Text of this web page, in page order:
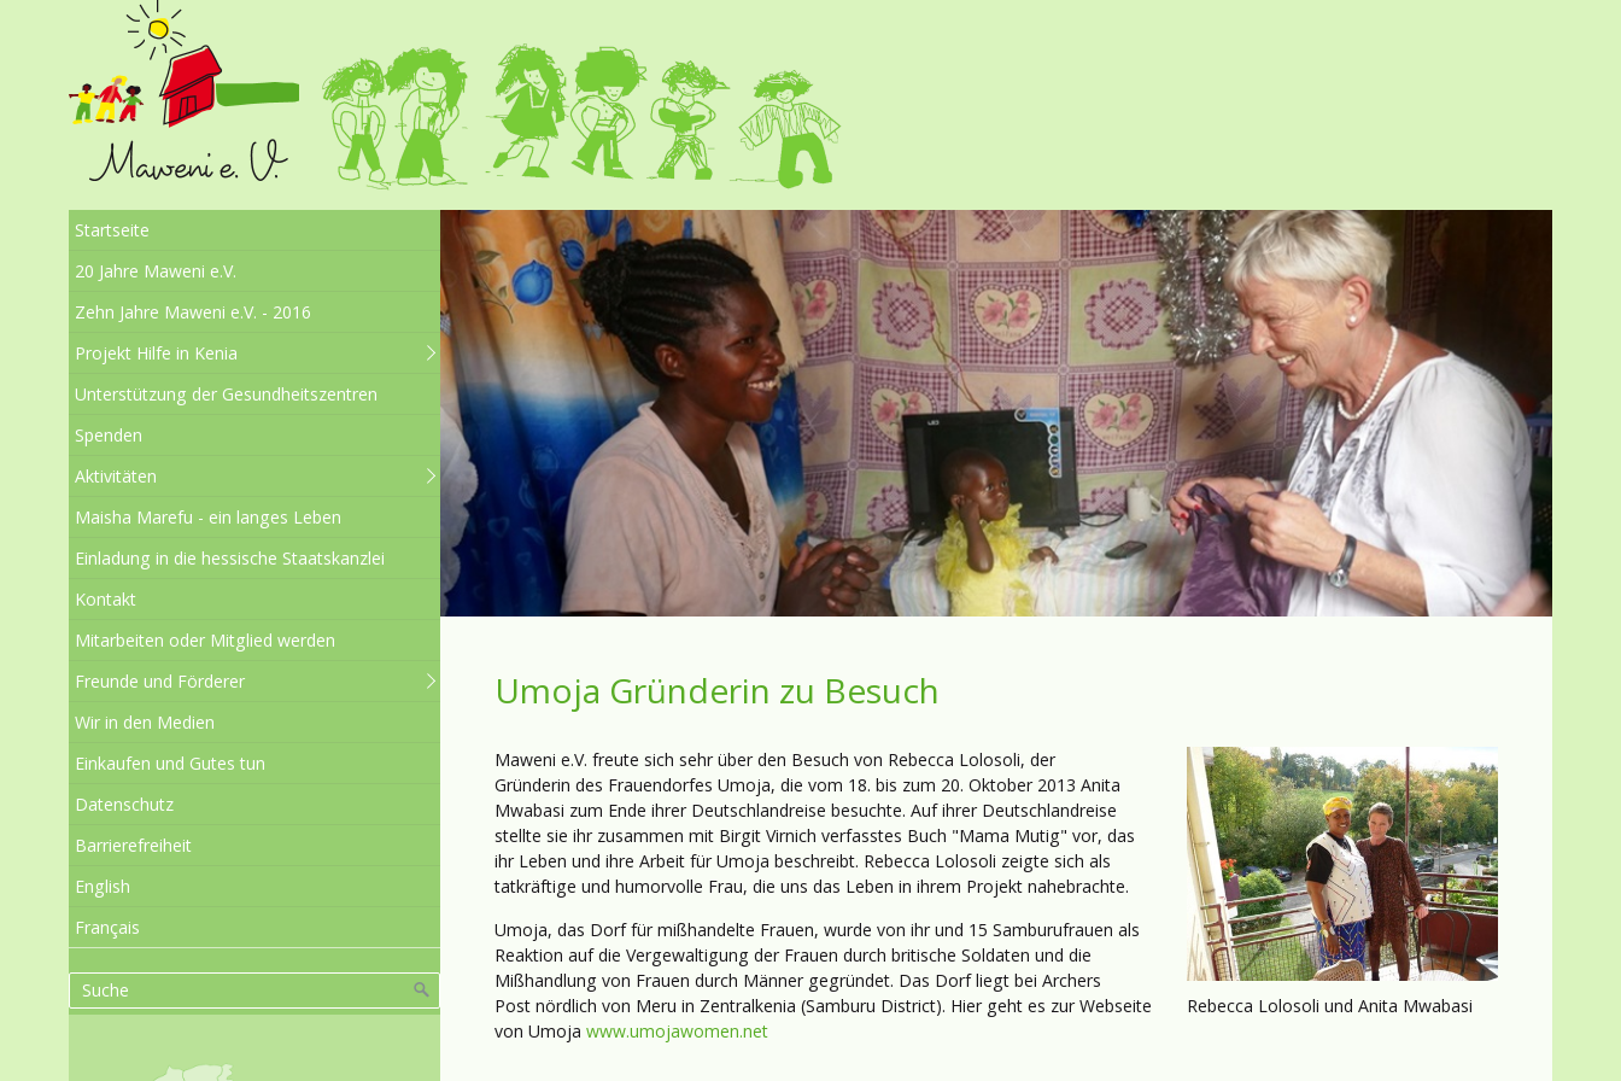
Startseite
20 Jahre Maweni e.V.
Zehn Jahre Maweni e.V. - 2016
Projekt Hilfe in Kenia
Unterstützung der Gesundheitszentren
Spenden
Aktivitäten
Maisha Marefu - ein langes Leben
Einladung in die hessische Staatskanzlei
Kontakt
Mitarbeiten oder Mitglied werden
Freunde und Förderer
Wir in den Medien
Einkaufen und Gutes tun
Datenschutz
Barrierefreiheit
English
Français
Umoja Gründerin zu Besuch
Maweni e.V. freute sich sehr über den Besuch von Rebecca Lolosoli, der
Gründerin des Frauendorfes Umoja, die vom 18. bis zum 20. Oktober 2013 Anita
Mwabasi zum Ende ihrer Deutschlandreise besuchte. Auf ihrer Deutschlandreise
stellte sie ihr zusammen mit Birgit Virnich verfasstes Buch "Mama Mutig" vor, das
ihr Leben und ihre Arbeit für Umoja beschreibt. Rebecca Lolosoli zeigte sich als
tatkräftige und humorvolle Frau, die uns das Leben in ihrem Projekt nahebrachte.
Umoja, das Dorf für mißhandelte Frauen, wurde von ihr und 15 Samburufrauen als
Reaktion auf die Vergewaltigung der Frauen durch britische Soldaten und die
Mißhandlung von Frauen durch Männer gegründet. Das Dorf liegt bei Archers
Post nördlich von Meru in Zentralkenia (Samburu District). Hier geht es zur Webseite
von Umoja www.umojawomen.net
Rebecca Lolosoli und Anita Mwabasi